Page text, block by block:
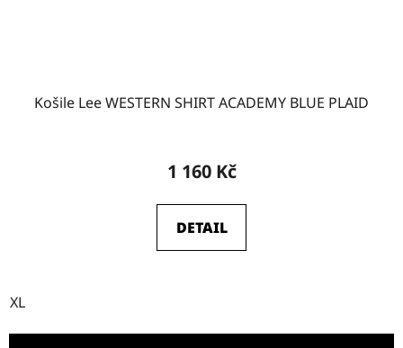
Košile Lee WESTERN SHIRT ACADEMY BLUE PLAID
1 160 Kč
DETAIL
XL